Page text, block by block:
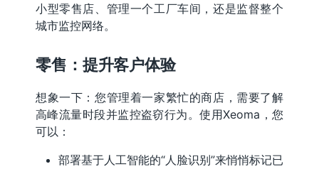
小型零售店、管理一个工厂车间，还是监督整个
城市监控网络。
零售：提升客户体验
想象一下：您管理着一家繁忙的商店，需要了解
高峰流量时段并监控盗窃行为。使用Xeoma，您
可以：
部署基于人工智能的“人脸识别”来悄悄标记已